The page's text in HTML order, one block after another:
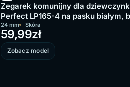
Zegarek komunijny dla
Perfect LP165-4 na pasku białym,
tarcza
24 mm Skóra
59,99zł
Zobacz model